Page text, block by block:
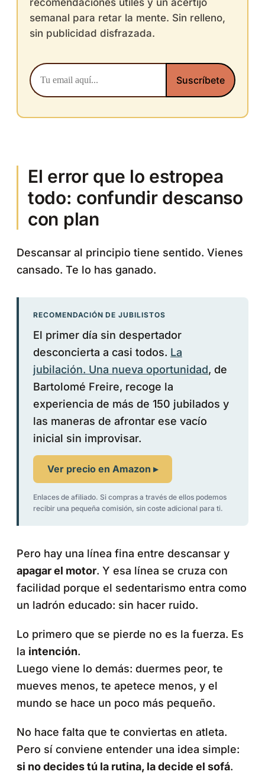
semanal para retar la mente. Sin relleno,
sin publicidad disfrazada.
El error que lo estropea
todo: confundir descanso
con plan
Descansar al principio tiene sentido. Vienes
cansado. Te lo has ganado.
RECOMENDACIÓN DE JUBILISTOS
El primer día sin despertador
desconcierta a casi todos. La
jubilación. Una nueva oportunidad, de
Bartolomé Freire, recoge la
experiencia de más de 150 jubilados y
las maneras de afrontar ese vacío
inicial sin improvisar.
Ver precio en Amazon ▸
Enlaces de afiliado. Si compras a través de ellos podemos
recibir una pequeña comisión, sin coste adicional para ti.
Pero hay una línea fina entre descansar y
apagar el motor. Y esa línea se cruza con
facilidad porque el sedentarismo entra como
un ladrón educado: sin hacer ruido.
Lo primero que se pierde no es la fuerza. Es
la intención.
Luego viene lo demás: duermes peor, te
mueves menos, te apetece menos, y el
mundo se hace un poco más pequeño.
No hace falta que te conviertas en atleta.
Pero sí conviene entender una idea simple:
si no decides tú la rutina, la decide el sofá.